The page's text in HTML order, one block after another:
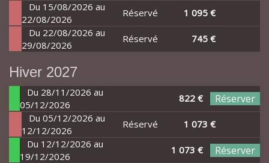
Du 15/08/2026 au
22/08/2026
Réservé
1 095 €
Du 22/08/2026 au
29/08/2026
Réservé 745 €
Hiver 2027
Du 28/11/2026 au
05/12/2026
822 € Réserver
Du 05/12/2026 au
12/12/2026
Réservé
1 073 €
Du 12/12/2026 au
19/12/2026
1 073 € Réserver